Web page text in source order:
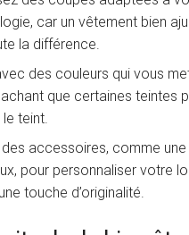
car un vêtement bien
la différence.
des couleurs qui vous
que certaines teintes
le teint.
accessoires, comme
pour personnaliser votre
touche d’originalité.